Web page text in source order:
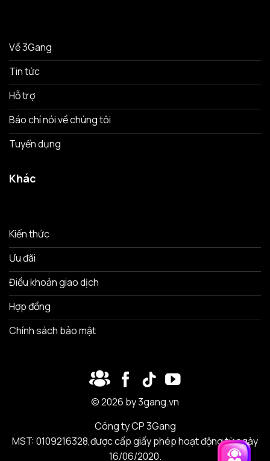
Về 3Gang
Tin tức
Hỗ trợ
Báo chí nói về chúng tôi
Tuyển dụng
Khác
Kiến thức
Ưu đãi
Điều khoản giao dịch
Hợp đồng
Chính sách bảo mật
© 2026 by 3gang.vn
Công ty CP 3Gang
MST: 0109216328,được cấp giấy phép hoạt động từ ngày
16/06/2020.